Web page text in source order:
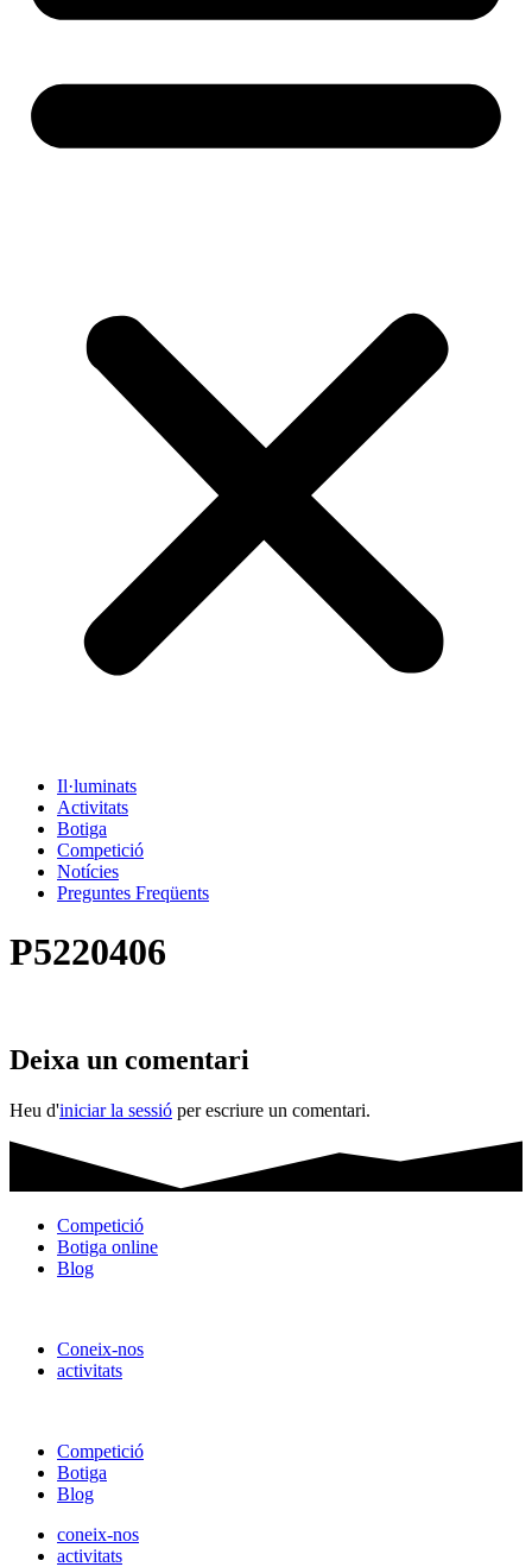
Il·luminats
Activitats
Botiga
Competició
Notícies
Preguntes Freqüents
P5220406
Deixa un comentari
Heu d'iniciar la sessió per escriure un comentari.
Competició
Botiga online
Blog
Coneix-nos
activitats
Competició
Botiga
Blog
coneix-nos
activitats